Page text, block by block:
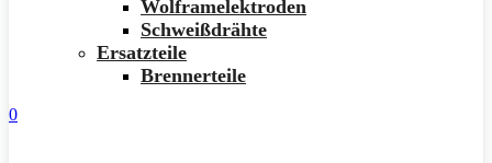
Wolframelektroden
Schweißdrähte
Ersatzteile
Brennerteile
0